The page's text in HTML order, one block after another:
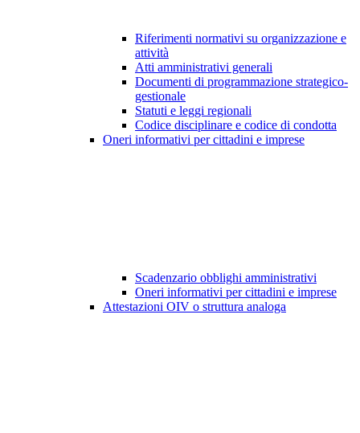
Riferimenti normativi su organizzazione e
attività
Atti amministrativi generali
Documenti di programmazione strategico-
gestionale
Statuti e leggi regionali
Codice disciplinare e codice di condotta
Oneri informativi per cittadini e imprese
Scadenzario obblighi amministrativi
Oneri informativi per cittadini e imprese
Attestazioni OIV o struttura analoga